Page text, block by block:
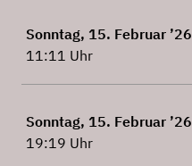
Sonntag, 15. Februar ’26
11:11 Uhr
Sonntag, 15. Februar ’26
19:19 Uhr